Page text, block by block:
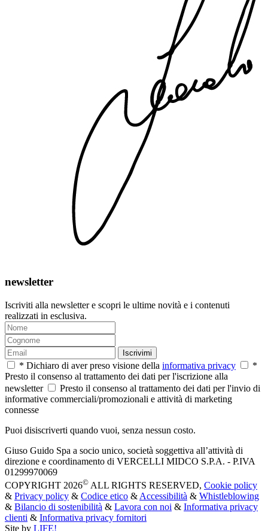
newsletter
Iscriviti alla newsletter e scopri le ultime novità e i contenuti
realizzati in esclusiva.
Iscrivimi
* Dichiaro di aver preso visione della informativa privacy
*
Presto il consenso al trattamento dei dati per l'iscrizione alla
newsletter
Presto il consenso al trattamento dei dati per l'invio di
informative commerciali/promozionali e attività di marketing
connesse
Puoi disiscriverti quando vuoi, senza nessun costo.
Giuso Guido Spa a socio unico, società soggettiva all’attività di
direzione e coordinamento di VERCELLI MIDCO S.P.A. - P.IVA
01299970069
COPYRIGHT 2026© ALL RIGHTS RESERVED, Cookie policy
& Privacy policy & Codice etico & Accessibilità & Whistleblowing
& Bilancio di sostenibilità & Lavora con noi & Informativa privacy
clienti & Informativa privacy fornitori
Site by LIFE!